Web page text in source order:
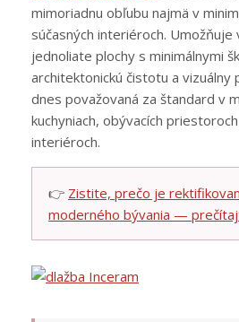
mimoriadnu obľubu najmä v
súčasných interiéroch.
jednoliate plochy s minimálnymi
architektonickú čistotu a
dnes považovaná za štandard v
kuchyniach, obývacích
interiéroch.
👉 Zistite, prečo je
moderného bývania —